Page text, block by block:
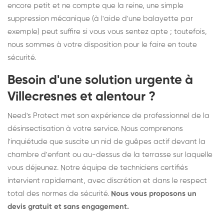
encore petit et ne compte que la reine, une simple
suppression mécanique (à l'aide d'une balayette par
exemple) peut suffire si vous vous sentez apte ; toutefois,
nous sommes à votre disposition pour le faire en toute
sécurité.
Besoin d'une solution urgente à
Villecresnes et alentour ?
Need's Protect met son expérience de professionnel de la
désinsectisation à votre service. Nous comprenons
l'inquiétude que suscite un nid de guêpes actif devant la
chambre d'enfant ou au-dessus de la terrasse sur laquelle
vous déjeunez. Notre équipe de techniciens certifiés
intervient rapidement, avec discrétion et dans le respect
total des normes de sécurité. Nous vous proposons un
devis gratuit et sans engagement.